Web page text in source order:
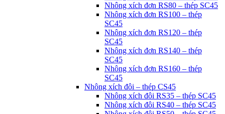
Nhông xích đơn RS80 – thép SC45
Nhông xích đơn RS100 – thép
SC45
Nhông xích đơn RS120 – thép
SC45
Nhông xích đơn RS140 – thép
SC45
Nhông xích đơn RS160 – thép
SC45
Nhông xích đôi – thép CS45
Nhông xích đôi RS35 – thép SC45
Nhông xích đôi RS40 – thép SC45